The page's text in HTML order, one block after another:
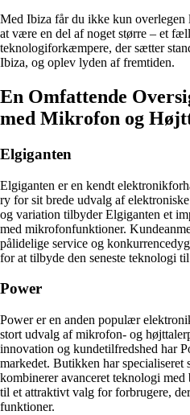
Med Ibiza får du ikke kun overlegen
at være en del af noget større – et
teknologiforkæmpere, der sætter
Ibiza, og oplev lyden af fremtiden.
En Omfattende
med Mikrofon og
Elgiganten
Elgiganten er en kendt
ry for sit brede udvalg af
og variation tilbyder Elgiganten et
med mikrofonfunktioner.
pålidelige service og
for at tilbyde den seneste teknologi
Power
Power er en anden populær
stort udvalg af mikrofon- og
innovation og kundetilfredshed har
markedet. Butikken har
kombinerer avanceret teknologi
til et attraktivt valg for forbrugere,
funktioner.